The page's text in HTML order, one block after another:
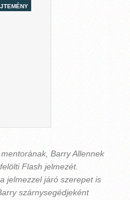
Barry Allennek
Flash jelmezét.
jelmezzel járó szerepet is
szárnysegédjeként